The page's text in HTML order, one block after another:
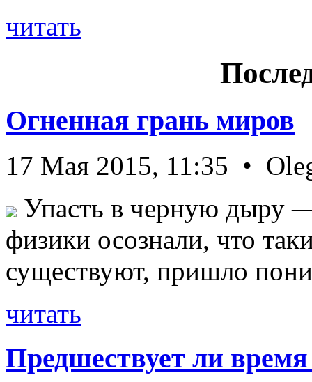
читать
Огненная грань миров
17 Мая 2015, 11:35 •
Упасть в черную дыру
физики осознали, что
существуют, пришло
читать
Предшествует ли